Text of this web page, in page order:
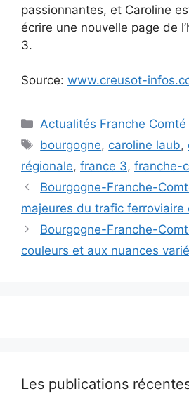
passionnantes, et Caroline
écrire une nouvelle page de
3.
Source: www.creusot-
Catégories
Actualités Franche Comté
Étiquettes
bourgogne, caroline laub,
régionale, france 3, franche-
Bourgogne-Franche-
majeures du trafic ferroviaire
Bourgogne-Franche-
couleurs et aux nuances
Les publications